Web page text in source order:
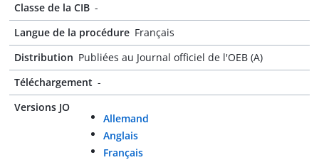
Classe de la CIB -
Langue de la procédure Français
Distribution Publiées au Journal officiel de l'OEB (A)
Téléchargement -
Versions JO
Allemand
Anglais
Français